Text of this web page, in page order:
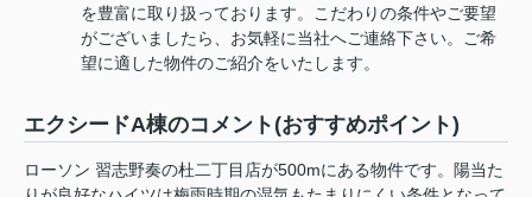
を豊富に取り扱っております。こだわりの条件やご要望
がございましたら、お気軽に当社へご連絡下さい。ご希
望に適した物件のご紹介をいたします。
エクシードA棟のコメント(おすすめポイント)
ローソン 習志野奏の杜二丁目店が500mにある物件です。陽当た